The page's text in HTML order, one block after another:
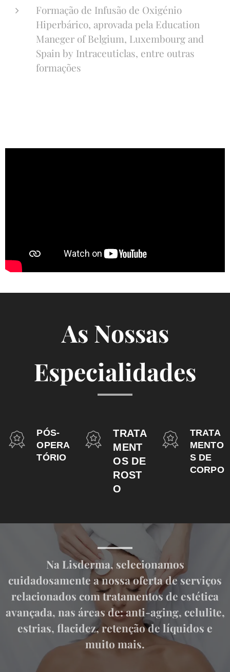
Formação de Infusão de Oxigénio
Hiperbárico, aprovada pela Education
Maneger of Belgium, Luxembourg and
Spain by Intraceuticlas, entre outras
formações
As Nossas
Especialidades
PÓS-
OPERA
TÓRIO
TRATA
MENT
OS DE
ROST
O
TRATA
MENTO
S DE
CORPO
Na Lisderma, selecionamos
cuidadosamente a nossa oferta de serviços
relacionados com tratamentos de estética
avançada, nas áreas de: anti-aging, celulite,
estrias, flacidez, retenção de líquidos e
muito mais.